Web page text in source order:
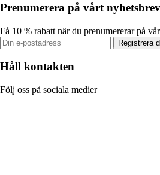
Prenumerera på vårt nyhetsbrev
Få 10 % rabatt när du prenumererar på
Registrera
Håll kontakten
Följ oss på sociala medier